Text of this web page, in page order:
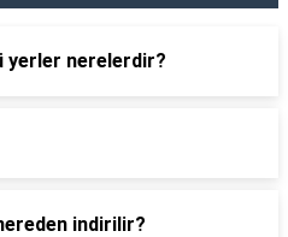
yerler nerelerdir?
indirilir?